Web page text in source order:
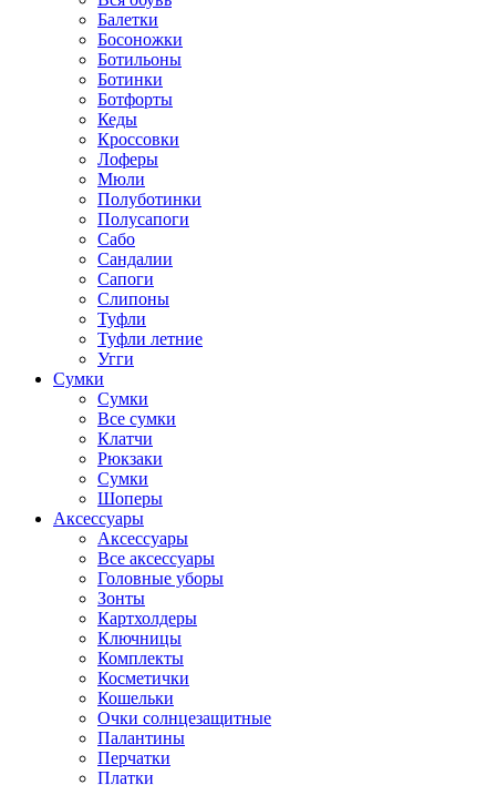
Балетки
Босоножки
Ботильоны
Ботинки
Ботфорты
Кеды
Кроссовки
Лоферы
Мюли
Полуботинки
Полусапоги
Сабо
Сандалии
Сапоги
Слипоны
Туфли
Туфли летние
Угги
Сумки
Сумки
Все сумки
Клатчи
Рюкзаки
Сумки
Шоперы
Аксессуары
Аксессуары
Все аксессуары
Головные уборы
Зонты
Картхолдеры
Ключницы
Комплекты
Косметички
Кошельки
Очки солнцезащитные
Палантины
Перчатки
Платки